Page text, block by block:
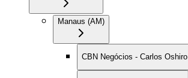
Manaus (AM)
CBN Negócios - Carlos Oshiro